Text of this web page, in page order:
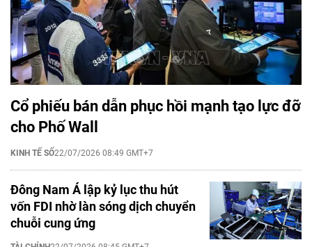
Cổ phiếu bán dẫn phục hồi mạnh tạo lực đỡ
cho Phố Wall
KINH TẾ SỐ22/07/2026 08:49 GMT+7
Đông Nam Á lập kỷ lục thu hút
vốn FDI nhờ làn sóng dịch chuyển
chuỗi cung ứng